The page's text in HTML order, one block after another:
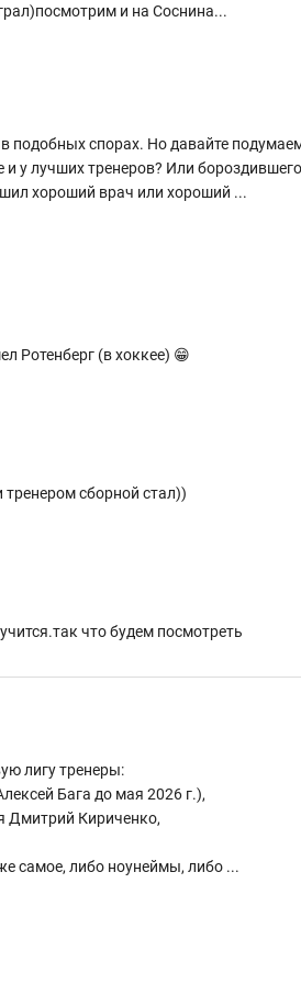
и на Соснина...
подобных спорах. Но давайте
у лучших тренеров? Или
хороший врач или хороший ...
Ротенберг (в хоккее) 😁
тренером сборной стал))
что будем посмотреть
лигу тренеры:
Бага до мая 2026 г.),
Дмитрий Кириченко,
самое, либо ноунеймы, либо...